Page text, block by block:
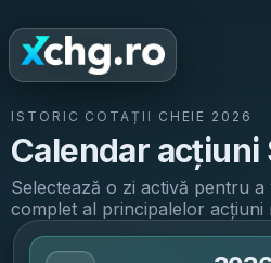
ISTORIC COTAȚII CHEIE 2026
Calendar acțiuni
Selectează o zi activă pentru
complet al principalelor acțiuni